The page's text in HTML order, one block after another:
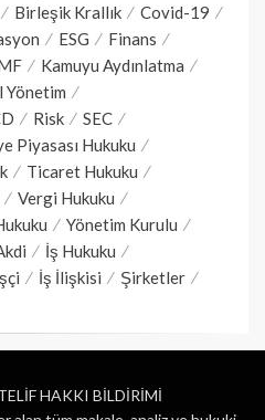
Birleşik Krallık
Covid-19
ESG
Finans
Kamuyu Aydınlatma
Yönetim
Risk
SEC
Piyasası Hukuku
Ticaret Hukuku
Vergi Hukuku
Yönetim Kurulu
İş Hukuku
İş İlişkisi
Şirketler
HAKKI BİLDİRİMİ